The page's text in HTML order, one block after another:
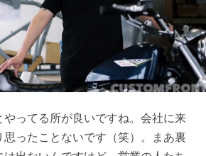
やってる所が良いですね。会社に来
思ったことないです（笑）。まあ裏